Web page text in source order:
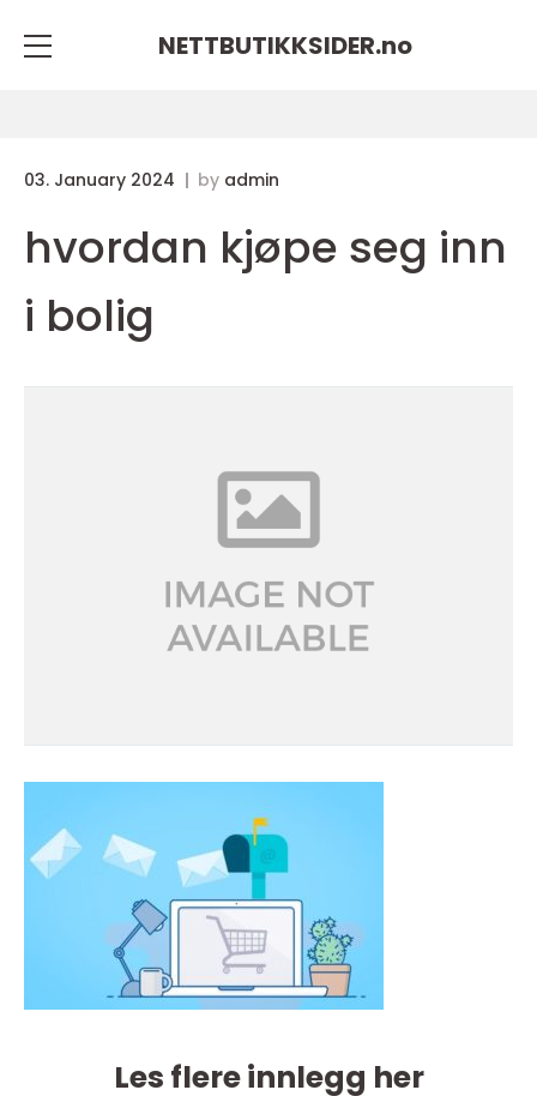
NETTBUTIKKSIDER.no
03. January 2024 by admin
hvordan kjøpe seg inn
i bolig
Les flere innlegg her